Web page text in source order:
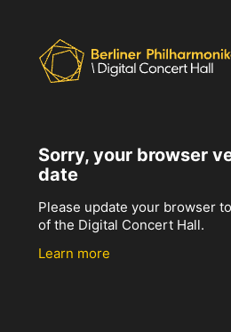
Sorry, your browser
date
Please update your browser
of the Digital Concert Hall.
Learn more